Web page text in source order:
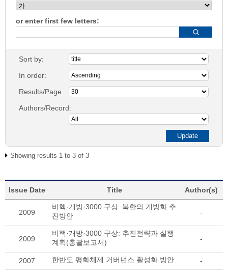
or enter first few letters:
Sort by:
In order:
Results/Page
Authors/Record:
Showing results 1 to 3 of 3
Issue Date Title Author(s)
2009
비핵·개방·3000 구상: 북한의 개방화 추
진방안
-
2009
비핵·개방·3000 구상: 추진전략과 실행
계획(총괄보고서)
-
2007 한반도 평화체제 거버넌스 활성화 방안 -